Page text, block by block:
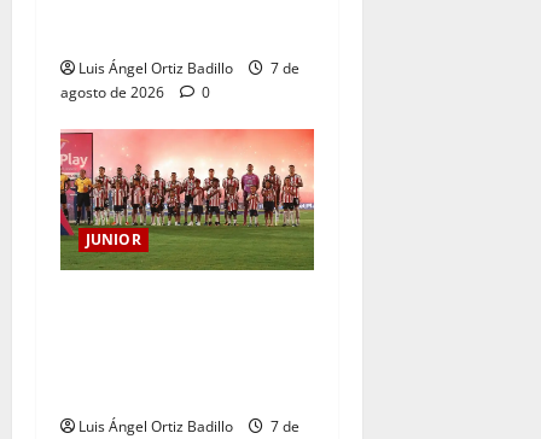
Luis Ángel Ortiz Badillo
7 de
agosto de 2026
0
JUNIOR
Luis Ángel Ortiz Badillo
7 de